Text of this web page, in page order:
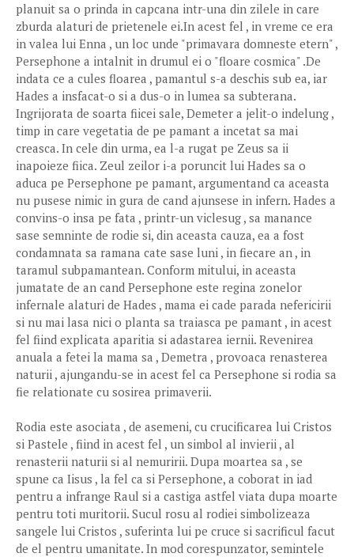
planuit sa o prinda in capcana intr-una din zilele in care
zburda alaturi de prietenele ei.In acest fel , in vreme ce era
in valea lui Enna , un loc unde "primavara domneste etern" ,
Persephone a intalnit in drumul ei o "floare cosmica" .De
indata ce a cules floarea , pamantul s-a deschis sub ea, iar
Hades a insfacat-o si a dus-o in lumea sa subterana.
Ingrijorata de soarta fiicei sale, Demeter a jelit-o indelung ,
timp in care vegetatia de pe pamant a incetat sa mai
creasca. In cele din urma, ea l-a rugat pe Zeus sa ii
inapoieze fiica. Zeul zeilor i-a poruncit lui Hades sa o
aduca pe Persephone pe pamant, argumentand ca aceasta
nu pusese nimic in gura de cand ajunsese in infern. Hades a
convins-o insa pe fata , printr-un viclesug , sa manance
sase semninte de rodie si, din aceasta cauza, ea a fost
condamnata sa ramana cate sase luni , in fiecare an , in
taramul subpamantean. Conform mitului, in aceasta
jumatate de an cand Persephone este regina zonelor
infernale alaturi de Hades , mama ei cade parada nefericirii
si nu mai lasa nici o planta sa traiasca pe pamant , in acest
fel fiind explicata aparitia si adastarea iernii. Revenirea
anuala a fetei la mama sa , Demetra , provoaca renasterea
naturii , ajungandu-se in acest fel ca Persephone si rodia sa
fie relationate cu sosirea primaverii.
Rodia este asociata , de asemeni, cu crucificarea lui Cristos
si Pastele , fiind in acest fel , un simbol al invierii , al
renasterii naturii si al nemuririi. Dupa moartea sa , se
spune ca Iisus , la fel ca si Persephone, a coborat in iad
pentru a infrange Raul si a castiga astfel viata dupa moarte
pentru toti muritorii. Sucul rosu al rodiei simbolizeaza
sangele lui Cristos , suferinta lui pe cruce si sacrificul facut
de el pentru umanitate. In mod corespunzator, semintele